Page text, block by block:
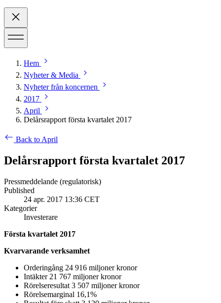
Hem
Nyheter & Media
Nyheter från koncernen
2017
April
Delårsrapport första kvartalet 2017
Back to April
Delårsrapport första kvartalet 2017
Pressmeddelande (regulatorisk)
Published
24 apr. 2017 13:36 CET
Kategorier
Investerare
Första kvartalet 2017
Kvarvarande verksamhet
Orderingång 24 916 miljoner kronor
Intäkter 21 767 miljoner kronor
Rörelseresultat 3 507 miljoner kronor
Rörelsemarginal 16,1%